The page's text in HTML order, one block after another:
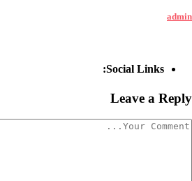
admin
Social Links:
Leave a Reply